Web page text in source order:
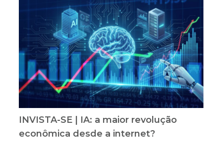
INVISTA-SE | IA: a maior revolução
econômica desde a internet?